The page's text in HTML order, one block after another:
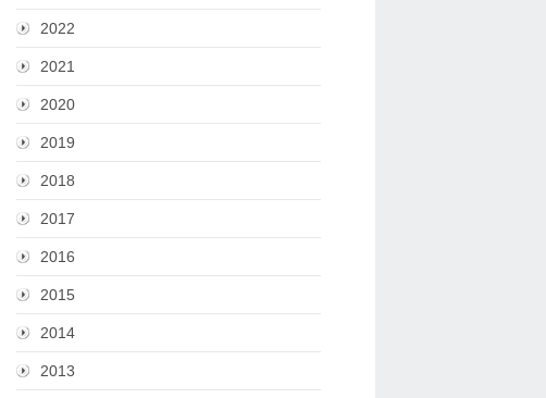
2022
2021
2020
2019
2018
2017
2016
2015
2014
2013